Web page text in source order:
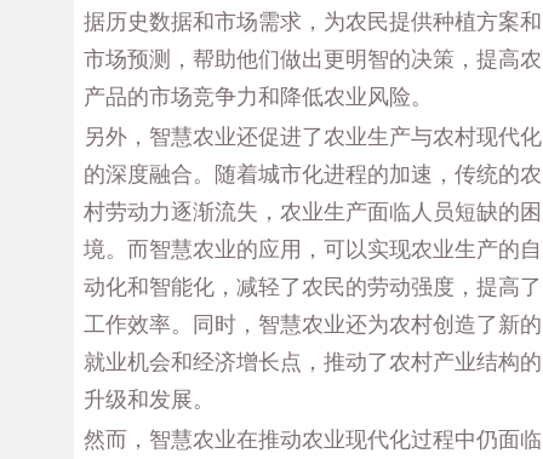
据历史数据和市场需求，为农民提供种植方案和
市场预测，帮助他们做出更明智的决策，提高农
产品的市场竞争力和降低农业风险。
另外，智慧农业还促进了农业生产与农村现代化
的深度融合。随着城市化进程的加速，传统的农
村劳动力逐渐流失，农业生产面临人员短缺的困
境。而智慧农业的应用，可以实现农业生产的自
动化和智能化，减轻了农民的劳动强度，提高了
工作效率。同时，智慧农业还为农村创造了新的
就业机会和经济增长点，推动了农村产业结构的
升级和发展。
然而，智慧农业在推动农业现代化过程中仍面临